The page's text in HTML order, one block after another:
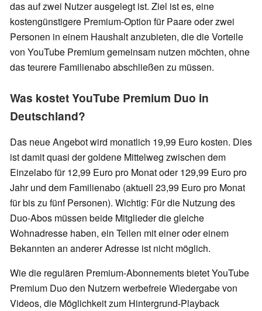
das auf zwei Nutzer ausgelegt ist. Ziel ist es, eine
kostengünstigere Premium-Option für Paare oder zwei
Personen in einem Haushalt anzubieten, die die Vorteile
von YouTube Premium gemeinsam nutzen möchten, ohne
das teurere Familienabo abschließen zu müssen.
Was kostet YouTube Premium Duo in
Deutschland?
Das neue Angebot wird monatlich 19,99 Euro kosten. Dies
ist damit quasi der goldene Mittelweg zwischen dem
Einzelabo für 12,99 Euro pro Monat oder 129,99 Euro pro
Jahr und dem Familienabo (aktuell 23,99 Euro pro Monat
für bis zu fünf Personen). Wichtig: Für die Nutzung des
Duo-Abos müssen beide Mitglieder die gleiche
Wohnadresse haben, ein Teilen mit einer oder einem
Bekannten an anderer Adresse ist nicht möglich.
Wie die regulären Premium-Abonnements bietet YouTube
Premium Duo den Nutzern werbefreie Wiedergabe von
Videos, die Möglichkeit zum Hintergrund-Playback